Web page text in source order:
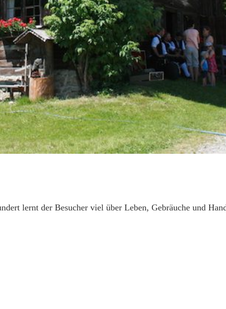
lernt der Besucher viel über Leben, Gebräuche und